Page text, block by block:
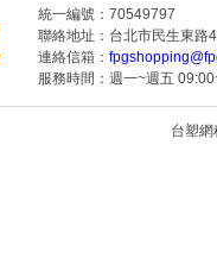
統一編號：70549797
聯絡地址：台北市民生東路
連絡信箱：
服務時間：週一~週五
台塑